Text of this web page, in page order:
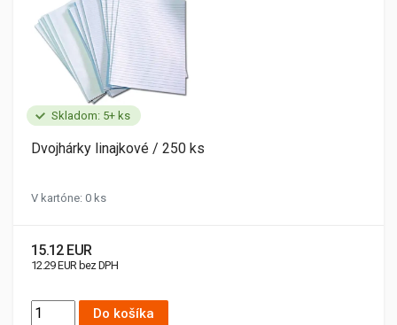
Skladom: 5+ ks
Dvojhárky linajkové / 250 ks
V kartóne: 0 ks
15.12 EUR
12.29 EUR bez DPH
Do košíka